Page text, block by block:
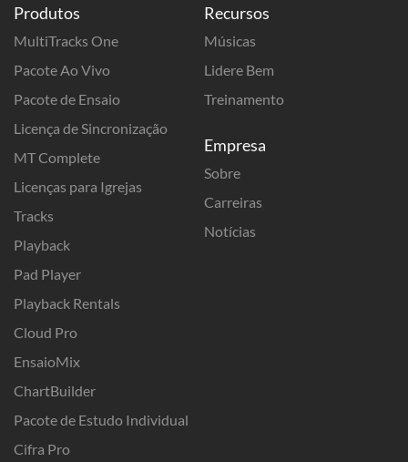
Produtos
MultiTracks One
Pacote Ao Vivo
Pacote de Ensaio
Licença de Sincronização
MT Complete
Licenças para Igrejas
Tracks
Playback
Pad Player
Playback Rentals
Cloud Pro
EnsaioMix
ChartBuilder
Pacote de Estudo Individual
Cifra Pro
Recursos
Músicas
Lidere Bem
Treinamento
Empresa
Sobre
Carreiras
Notícias